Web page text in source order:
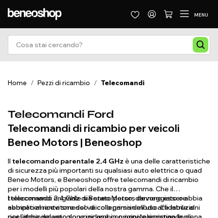
MENU
Home / Pezzi di ricambio / Telecomandi
Telecomandi Ford
Telecomandi di ricambio per veicoli
Beneo Motors | Beneoshop
Iltelecomando parentale 2,4 GHz è una delle caratteristiche
di sicurezza più importanti su qualsiasi auto elettrica o quad
Beneo Motors, e Beneoshop offre telecomandi di ricambio
per i modelli più popolari della nostra gamma. Che il
telecomando originale sia stato perso, danneggiato o abbia
semplicemente smesso di collegarsi in modo affidabile al
I telecomandi 2,4 GHz di Beneo Motors devono essere
abbinati al ricevitore del veicolo prima dell'uso. Le istruzioni